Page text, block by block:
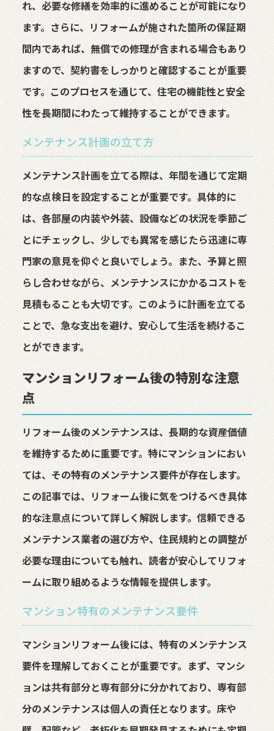
れ、必要な修繕を効率的に進めることが可能になり
ます。さらに、リフォームが施された箇所の保証期
間内であれば、無償での修理が含まれる場合もあり
ますので、契約書をしっかりと確認することが重要
です。このプロセスを通じて、住宅の機能性と安全
性を長期間にわたって維持することができます。
メンテナンス計画の立て方
メンテナンス計画を立てる際は、年間を通じて定期
的な点検日を設定することが重要です。具体的に
は、各部屋の内装や外装、設備などの状況を季節ご
とにチェックし、少しでも異常を感じたら迅速に専
門家の意見を仰ぐと良いでしょう。また、予算と照
らし合わせながら、メンテナンスにかかるコストを
見積もることも大切です。このように計画を立てる
ことで、急な支出を避け、安心して生活を続けるこ
とができます。
マンションリフォーム後の特別な注意
点
リフォーム後のメンテナンスは、長期的な資産価値
を維持するために重要です。特にマンションにおい
ては、その特有のメンテナンス要件が存在します。
この記事では、リフォーム後に気をつけるべき具体
的な注意点について詳しく解説します。信頼できる
メンテナンス業者の選び方や、住民規約との調整が
必要な理由についても触れ、読者が安心してリフォ
ームに取り組めるような情報を提供します。
マンション特有のメンテナンス要件
マンションリフォーム後には、特有のメンテナンス
要件を理解しておくことが重要です。まず、マンシ
ョンは共有部分と専有部分に分かれており、専有部
分のメンテナンスは個人の責任となります。床や